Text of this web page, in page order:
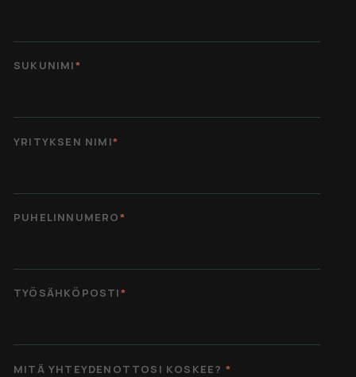
SUKUNIMI*
YRITYKSEN NIMI*
PUHELINNUMERO*
TYÖSÄHKÖPOSTI*
MITÄ YHTEYDENOTTOSI KOSKEE? *